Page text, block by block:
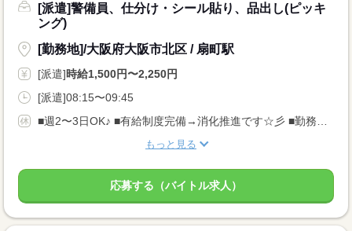
[派遣]警備員、仕分け・シール貼り、品出し(ピッキ
ング)
[勤務地]/大阪府大阪市北区 / 扇町駅
[派遣]時給1,500円〜2,250円
[派遣]08:15〜09:45
もっと見る
応募する（バイトル求人）